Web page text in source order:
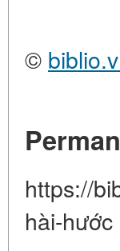
©
https://
hài-hước